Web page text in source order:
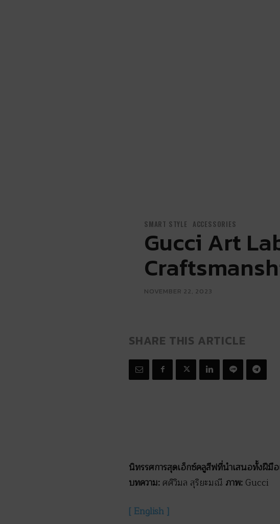
SMART STYLE ACCESSORIES
Gucci Art
NOVEMBER 22, 2023
SHARE THIS ARTICLE
นิทรรศการสุดเอ็กซ์คลูสีฟที่นำเสนอทั้งฝีมื
บทความ: ศศิวิมล สุริยะมณี ภาพ: Gucci
[ English ]